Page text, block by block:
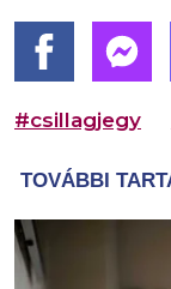
#csillagjegy